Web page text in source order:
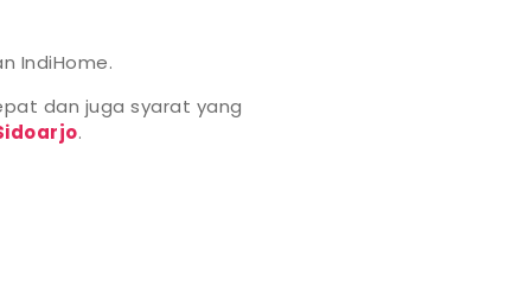
IndiHome.
dan juga syarat yang
.